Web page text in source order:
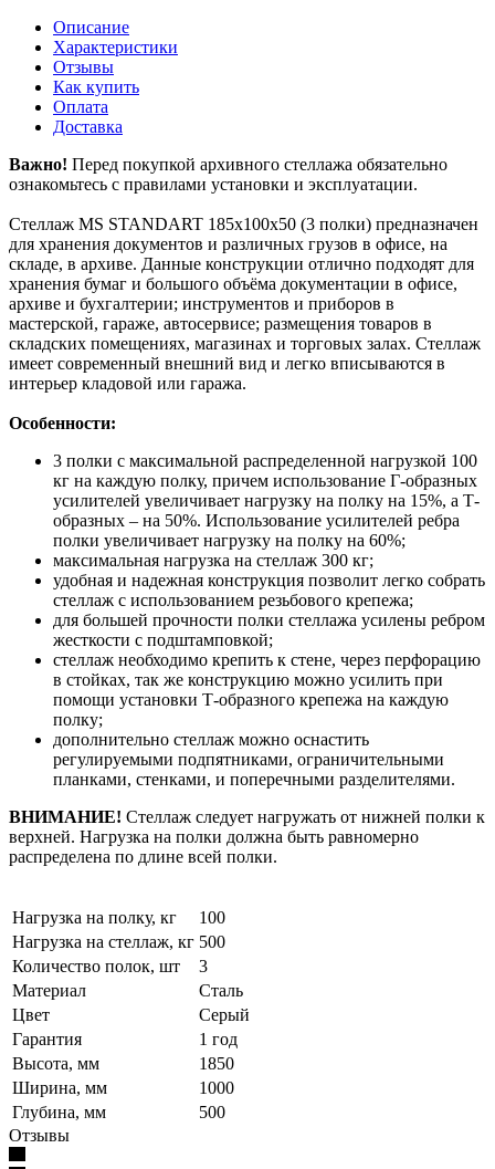
Описание
Характеристики
Отзывы
Как купить
Оплата
Доставка
Важно! Перед покупкой архивного стеллажа обязательно
ознакомьтесь с правилами установки и эксплуатации.
Стеллаж MS STANDART 185х100х50 (3 полки) предназначен
для хранения документов и различных грузов в офисе, на
складе, в архиве. Данные конструкции отлично подходят для
хранения бумаг и большого объёма документации в офисе,
архиве и бухгалтерии; инструментов и приборов в
мастерской, гараже, автосервисе; размещения товаров в
складских помещениях, магазинах и торговых залах. Стеллаж
имеет современный внешний вид и легко вписываются в
интерьер кладовой или гаража.
Особенности:
3 полки с максимальной распределенной нагрузкой 100
кг на каждую полку, причем использование Г-образных
усилителей увеличивает нагрузку на полку на 15%, а Т-
образных – на 50%. Использование усилителей ребра
полки увеличивает нагрузку на полку на 60%;
максимальная нагрузка на стеллаж 300 кг;
удобная и надежная конструкция позволит легко собрать
стеллаж с использованием резьбового крепежа;
для большей прочности полки стеллажа усилены ребром
жесткости с подштамповкой;
стеллаж необходимо крепить к стене, через перфорацию
в стойках, так же конструкцию можно усилить при
помощи установки Т-образного крепежа на каждую
полку;
дополнительно стеллаж можно оснастить
регулируемыми подпятниками, ограничительными
планками, стенками, и поперечными разделителями.
ВНИМАНИЕ! Стеллаж следует нагружать от нижней полки к
верхней. Нагрузка на полки должна быть равномерно
распределена по длине всей полки.
Нагрузка на полку, кг
100
Нагрузка на стеллаж, кг 500
Количество полок, шт
3
Материал
Сталь
Цвет
Серый
Гарантия
1 год
Высота, мм
1850
Ширина, мм
1000
Глубина, мм
500
Отзывы